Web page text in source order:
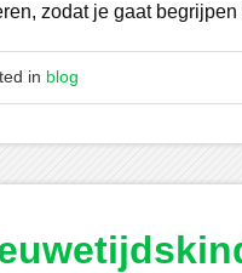
zodat je gaat
in blog